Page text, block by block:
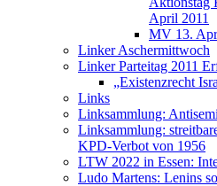
April 2011
MV 13.
Linker Aschermittwoch
Linker Parteitag 2011
„Existenzrecht
Links
Linksammlung:
Linksammlung:
KPD-Verbot von 1956
LTW 2022 in Essen:
Ludo Martens: Lenins